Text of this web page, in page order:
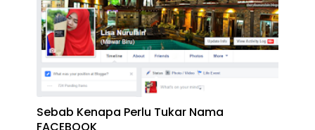
Sebab Kenapa Perlu Tukar Nama
FACEBOOK